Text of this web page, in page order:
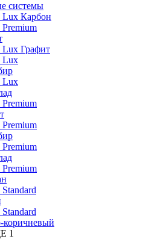
системы
Lux Карбон
Lux Графит
Lux
Lux
коричневый
1